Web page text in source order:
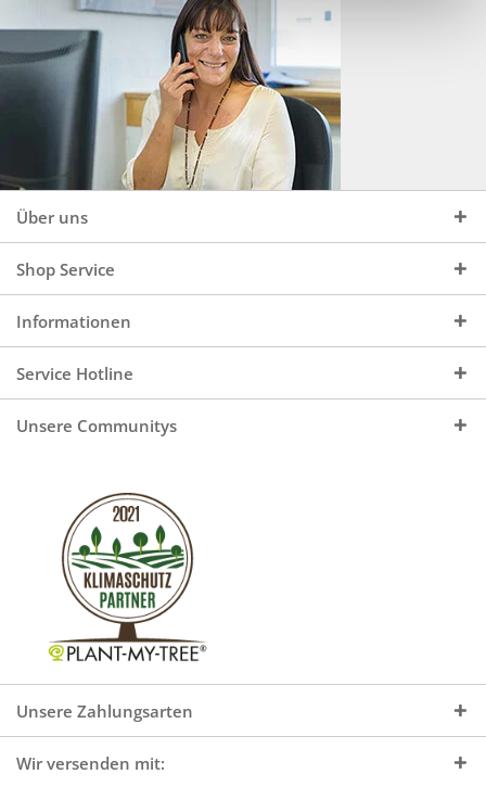
Über uns
Shop Service
Informationen
Service Hotline
Unsere Communitys
Unsere Zahlungsarten
Wir versenden mit: